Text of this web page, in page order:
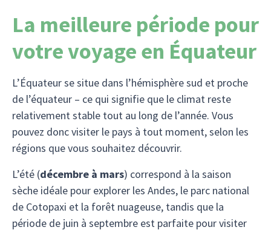
La meilleure période pour
votre voyage en Équateur
L’Équateur se situe dans l’hémisphère sud et proche
de l’équateur – ce qui signifie que le climat reste
relativement stable tout au long de l’année. Vous
pouvez donc visiter le pays à tout moment, selon les
régions que vous souhaitez découvrir.
L’été (décembre à mars) correspond à la saison
sèche idéale pour explorer les Andes, le parc national
de Cotopaxi et la forêt nuageuse, tandis que la
période de juin à septembre est parfaite pour visiter